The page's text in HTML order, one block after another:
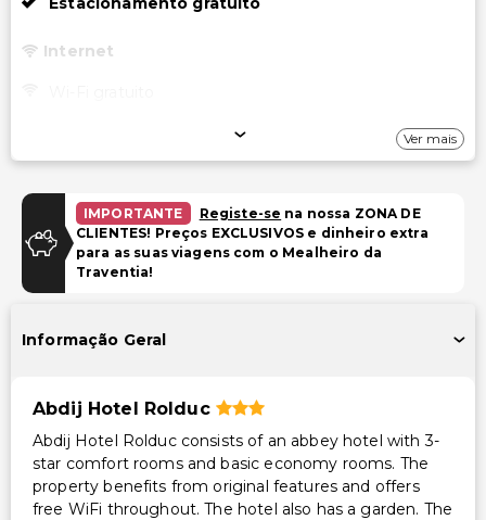
Internet
Acessibilidade
Acessível para cadeira de rodas – não
Ver mais
IMPORTANTE Registe-se na nossa ZONA DE
CLIENTES! Preços EXCLUSIVOS e dinheiro extra
para as suas viagens com o Mealheiro da
Traventia!
Informação Geral
Abdij Hotel Rolduc
Abdij Hotel Rolduc consists of an abbey hotel with 3-
star comfort rooms and basic economy rooms. The
property benefits from original features and offers
free WiFi throughout. The hotel also has a garden. The